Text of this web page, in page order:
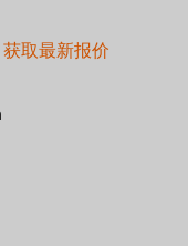
获取最新报价